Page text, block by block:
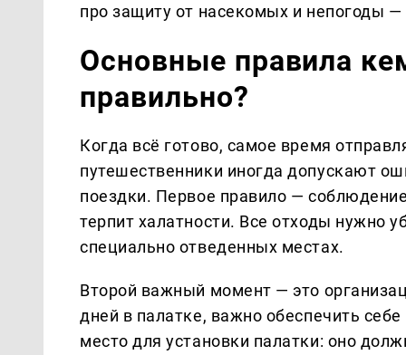
про защиту от насекомых и непогоды
Основные правила
правильно?
Когда всё готово, самое время
путешественники иногда допускают
поездки. Первое правило —
терпит халатности. Все отходы нужно
специально отведенных местах.
Второй важный момент — это
дней в палатке, важно обеспечить
место для установки палатки: оно